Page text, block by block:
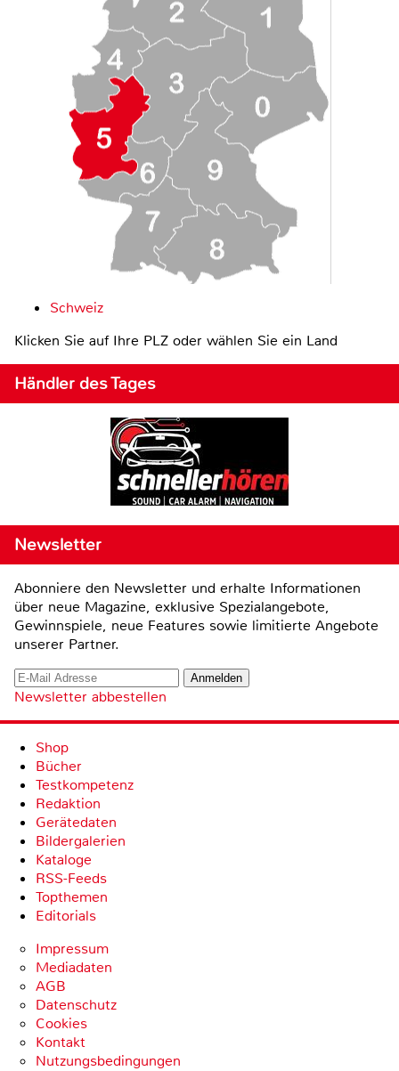
Schweiz
Klicken Sie auf Ihre PLZ oder wählen Sie ein Land
Händler des Tages
Newsletter
Abonniere den Newsletter und erhalte Informationen
über neue Magazine, exklusive Spezialangebote,
Gewinnspiele, neue Features sowie limitierte Angebote
unserer Partner.
Newsletter abbestellen
Shop
Bücher
Testkompetenz
Redaktion
Gerätedaten
Bildergalerien
Kataloge
RSS-Feeds
Topthemen
Editorials
Impressum
Mediadaten
AGB
Datenschutz
Cookies
Kontakt
Nutzungsbedingungen